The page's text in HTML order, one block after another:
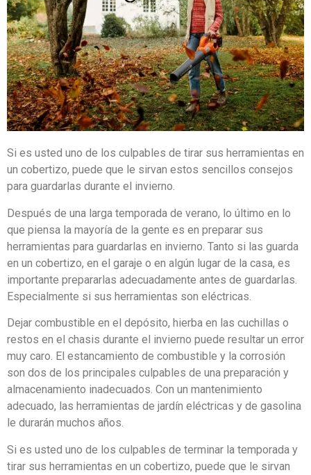
Si es usted uno de los culpables de tirar sus herramientas en
un cobertizo, puede que le sirvan estos sencillos consejos
para guardarlas durante el invierno.
Después de una larga temporada de verano, lo último en lo
que piensa la mayoría de la gente es en preparar sus
herramientas para guardarlas en invierno. Tanto si las guarda
en un cobertizo, en el garaje o en algún lugar de la casa, es
importante prepararlas adecuadamente antes de guardarlas.
Especialmente si sus herramientas son eléctricas.
Dejar combustible en el depósito, hierba en las cuchillas o
restos en el chasis durante el invierno puede resultar un error
muy caro. El estancamiento de combustible y la corrosión
son dos de los principales culpables de una preparación y
almacenamiento inadecuados. Con un mantenimiento
adecuado, las herramientas de jardín eléctricas y de gasolina
le durarán muchos años.
Si es usted uno de los culpables de terminar la temporada y
tirar sus herramientas en un cobertizo, puede que le sirvan